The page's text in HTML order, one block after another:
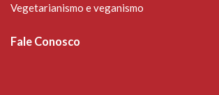
Vegetarianismo e veganismo
Fale Conosco